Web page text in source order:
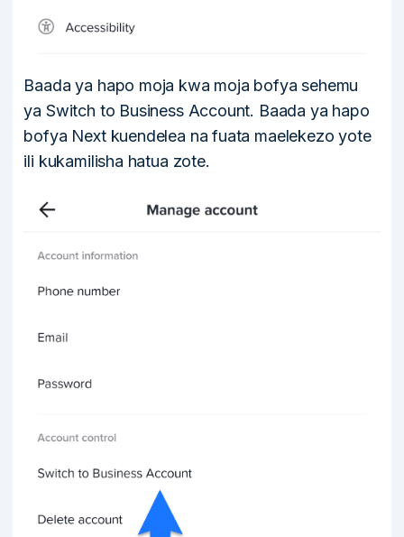
Baada ya hapo moja kwa moja bofya sehemu
ya Switch to Business Account. Baada ya hapo
bofya Next kuendelea na fuata maelekezo yote
ili kukamilisha hatua zote.